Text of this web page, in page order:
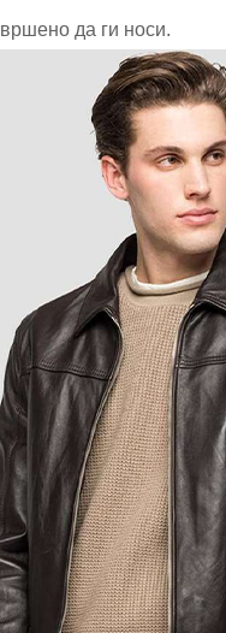
да ги носи.